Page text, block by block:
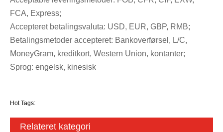
FCA, Express;
Accepteret betalingsvaluta: USD, EUR, GBP, RMB;
Betalingsmetoder accepteret: Bankoverførsel, L/C,
MoneyGram, kreditkort, Western Union, kontanter;
Sprog: engelsk, kinesisk
Hot Tags:
Relateret kategori